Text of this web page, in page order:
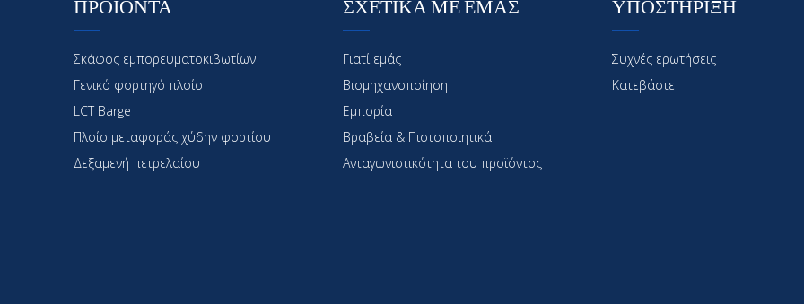
Σκάφος εμπορευματοκιβωτίων
Γενικό φορτηγό πλοίο
LCT Barge
Πλοίο μεταφοράς χύδην φορτίου
Δεξαμενή πετρελαίου
Γιατί εμάς
Βιομηχανοποίηση
Εμπορία
Βραβεία & Πιστοποιητικά
Ανταγωνιστικότητα του προϊόντος
Συχνές ερωτήσεις
Κατεβάστε